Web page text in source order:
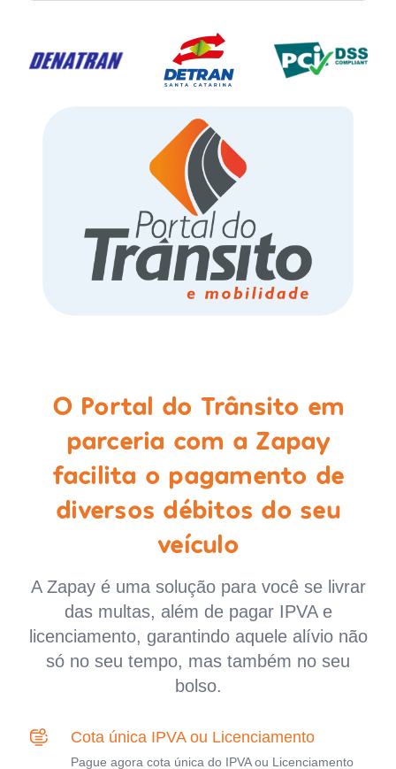
O Portal do Trânsito em
parceria com a Zapay
facilita o pagamento de
diversos débitos do seu
veículo
A Zapay é uma solução para você se livrar
das multas, além de pagar IPVA e
licenciamento, garantindo aquele alívio não
só no seu tempo, mas também no seu
bolso.
Cota única IPVA ou Licenciamento
Pague agora cota única do IPVA ou Licenciamento